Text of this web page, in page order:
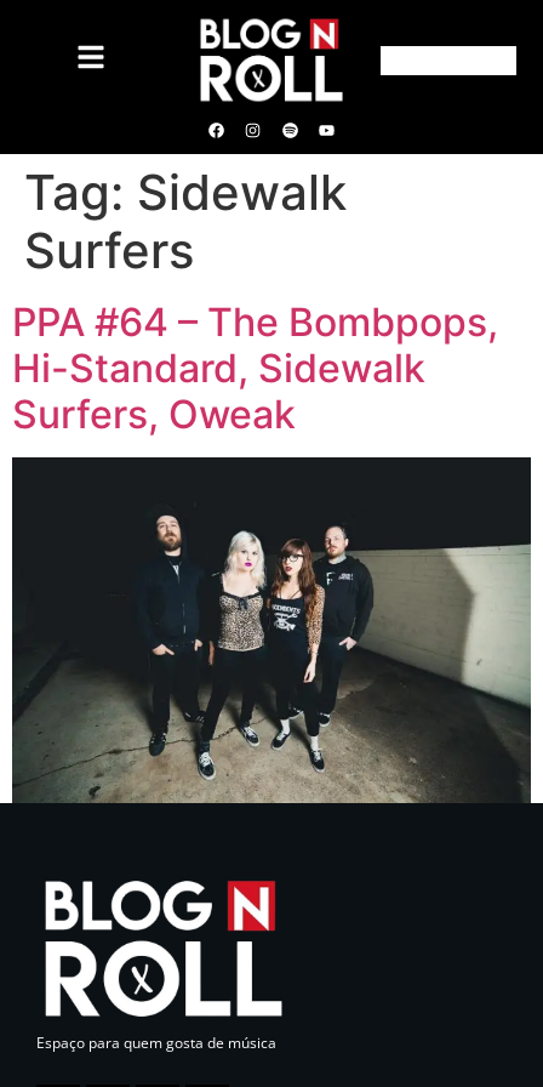
Tag: Sidewalk
Surfers
PPA #64 – The Bombpops,
Hi-Standard, Sidewalk
Surfers, Oweak
Espaço para quem gosta de música